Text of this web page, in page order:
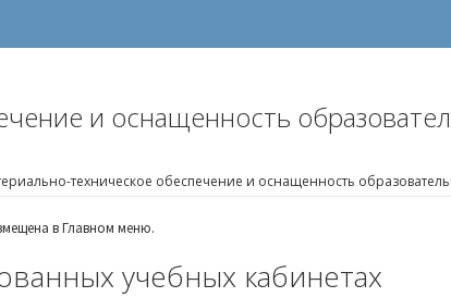
и оснащенность
техническое обеспечение и оснащенность
в Главном меню.
учебных кабинетах